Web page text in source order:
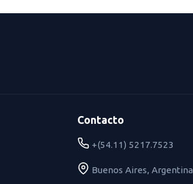
Contacto
+(54.11) 5217.7523
Buenos Aires, Argentina